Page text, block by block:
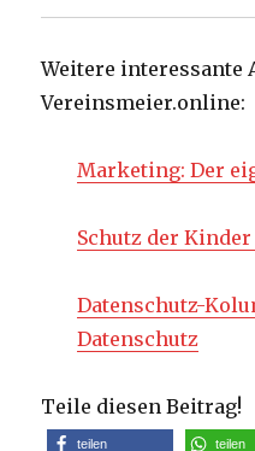
Weitere
Vereinsmeier.online:
Marketing: Der
Schutz der
Datenschutz-
Datenschutz
Teile diesen Beitrag!
teilen teilen